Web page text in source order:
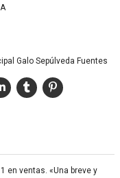
Galo Sepúlveda Fuentes
en ventas. «Una breve y